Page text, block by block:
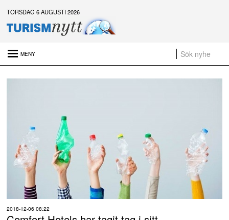
TORSDAG 6 AUGUSTI 2026
2018-12-06 08:22